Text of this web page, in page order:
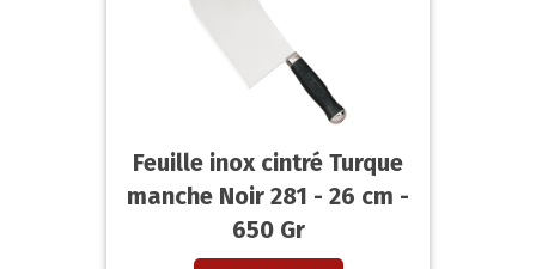
Feuille inox cintré Turque
manche Noir 281 - 26 cm -
650 Gr